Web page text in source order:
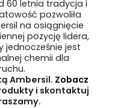
60 letnia tradycja i
pozwoliła
na osiągnięcie
pozycję lidera,
jednocześnie jest
chemii dla
Ambersil. Zobacz
i skontaktuj